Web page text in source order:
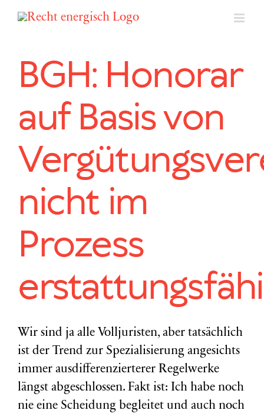
BGH: Honorar
auf Basis von
nicht im
Prozess
Wir sind ja alle Volljuristen, aber tatsächlich
ist der Trend zur Spezialisierung angesichts
immer ausdifferenzierterer Regelwerke
längst abgeschlossen. Fakt ist: Ich habe noch
nie eine Scheidung begleitet und auch noch